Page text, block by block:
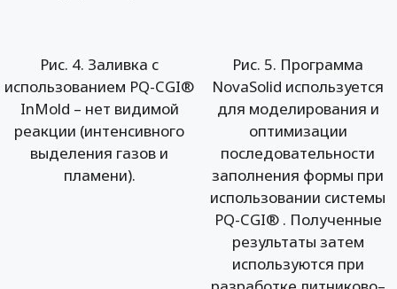
Рис. 4. Заливка с
использованием PQ-CGI®
InMold – нет видимой
реакции (интенсивного
выделения газов и
пламени).
Рис. 5. Программа
NovaSolid используется
для моделирования и
оптимизации
последовательности
заполнения формы при
использовании системы
PQ-CGI® . Полученные
результаты затем
используются при